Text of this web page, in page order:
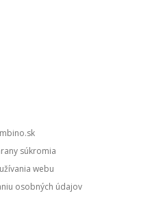
súkromia
webu
osobných údajov